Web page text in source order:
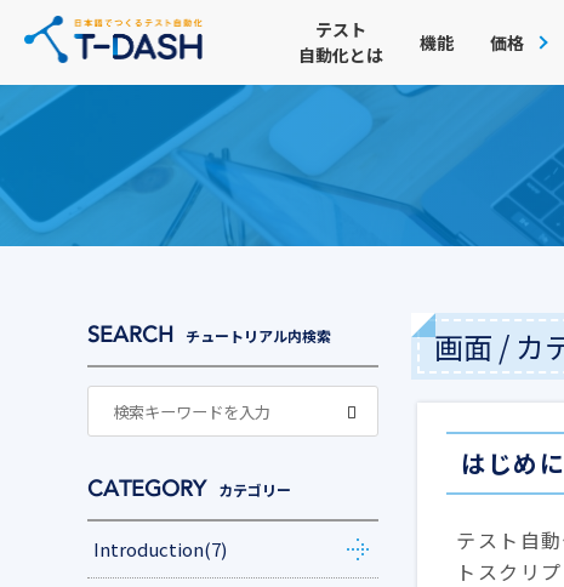
テスト
自動化とは
機能 価格
画面 / カ
はじめに
テスト自
トスクリ
チュートリアル内検索
カテゴリー
Introduction(7)